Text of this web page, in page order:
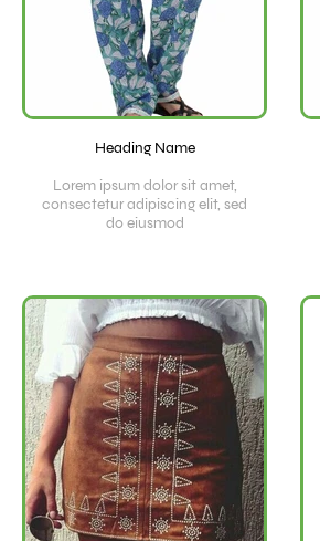
Heading Name
Lorem ipsum dolor sit amet,
consectetur adipiscing elit, sed
do eiusmod